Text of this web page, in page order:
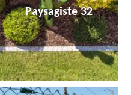
Paysagiste 32